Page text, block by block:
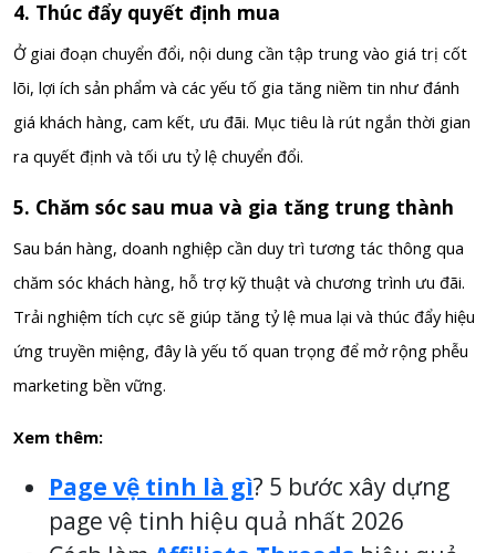
4. Thúc đẩy quyết định mua
Ở giai đoạn chuyển đổi, nội dung cần tập trung vào giá trị cốt
lõi, lợi ích sản phẩm và các yếu tố gia tăng niềm tin như đánh
giá khách hàng, cam kết, ưu đãi. Mục tiêu là rút ngắn thời gian
ra quyết định và tối ưu tỷ lệ chuyển đổi.
5. Chăm sóc sau mua và gia tăng trung thành
Sau bán hàng, doanh nghiệp cần duy trì tương tác thông qua
chăm sóc khách hàng, hỗ trợ kỹ thuật và chương trình ưu đãi.
Trải nghiệm tích cực sẽ giúp tăng tỷ lệ mua lại và thúc đẩy hiệu
ứng truyền miệng, đây là yếu tố quan trọng để mở rộng phễu
marketing bền vững.
Xem thêm:
Page vệ tinh là gì? 5 bước xây dựng
page vệ tinh hiệu quả nhất 2026